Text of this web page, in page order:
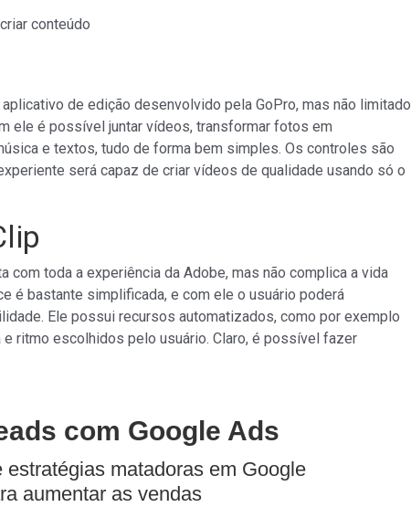
conteúdo
de edição desenvolvido pela GoPro, mas não limitado
ele é possível juntar vídeos, transformar fotos em
e textos, tudo de forma bem simples. Os controles são
será capaz de criar vídeos de qualidade usando só o
com toda a experiência da Adobe, mas não complica a vida
é bastante simplificada, e com ele o usuário poderá
Ele possui recursos automatizados, como por exemplo
e ritmo escolhidos pelo usuário. Claro, é possível fazer
com Google Ads
matadoras em Google
aumentar as vendas